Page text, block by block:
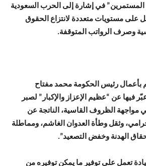
المستمرين” في إشارة إلى الحرب السعودية
على مستويات متعددة لانتزاع الحقوق
وصرف الرواتب المتوقفة.
بأعمال رئيس الحكومة محمد مفتاح
فيها عن “عظيم الإعزاز والإكبار” لصبر
مواجهة الظروف القاسية، الناتجة عن
وثقل وطأة العدوان الغاشم، ومماطلة
الهدنة وخفض التصعيد”.
تعمل على توفير ما يمكن توفيره من